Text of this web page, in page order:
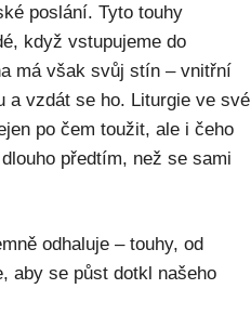
poslání. Tyto touhy
když vstupujeme do
má však svůj stín – vnitřní
a vzdát se ho. Liturgie ve své
po čem toužit, ale i čeho
předtím, než se sami
odhaluje – touhy, od
aby se půst dotkl našeho